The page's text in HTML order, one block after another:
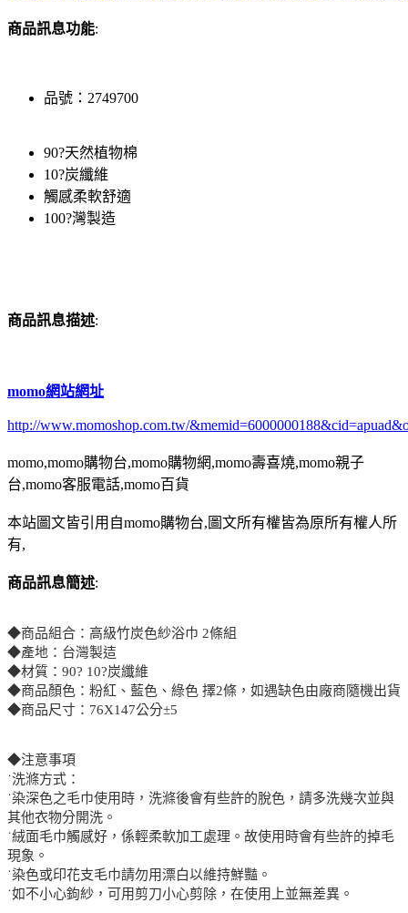
商品訊息功能:
品號：2749700
90?天然植物棉
10?炭纖維
觸感柔軟舒適
100?灣製造
商品訊息描述:
momo網站網址
http://www.momoshop.com.tw/
momo,momo購物台,momo購物網,momo壽喜燒,momo親子
台,momo客服電話,momo百貨
本站圖文皆引用自momo購物台,圖文所有權皆為原所有權人所
有,
商品訊息簡述:
◆商品組合：高級竹炭色紗浴巾 2條組
◆產地：台灣製迼
◆材質：90? 10?炭纖維
◆商品顏色：粉紅、藍色、綠色 擇2條，如遇缺色由廠商隨機出貨
◆商品尺寸：76X147公分±5
◆注意事項
˙洗滌方式：
˙染深色之毛巾使用時，洗滌後會有些許的脫色，請多洗幾次並與
其他衣物分開洗。
˙絨面毛巾觸感好，係輕柔軟加工處理。故使用時會有些許的掉毛
現象。
˙染色或印花支毛巾請勿用漂白以維持鮮豔。
˙如不小心鉤紗，可用剪刀小心剪除，在使用上並無差異。